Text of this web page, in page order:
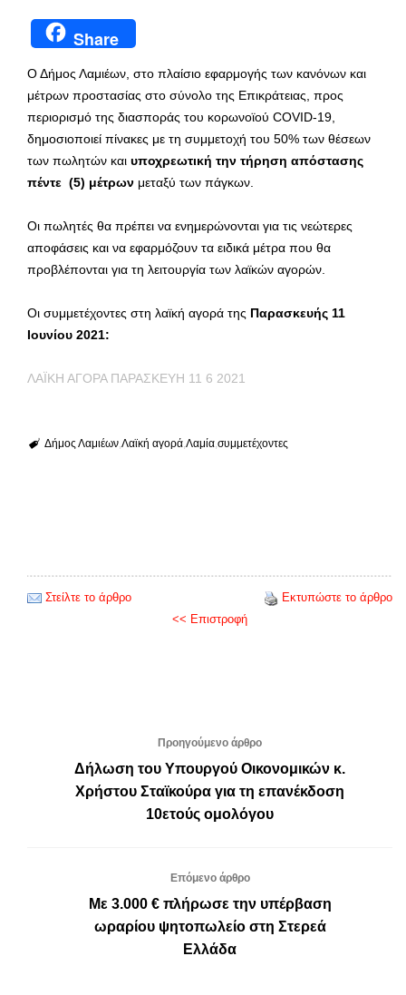
Share
Ο Δήμος Λαμιέων, στο πλαίσιο εφαρμογής των κανόνων και
μέτρων προστασίας στο σύνολο της Επικράτειας, προς
περιορισμό της διασποράς του κορωνοϊού COVID-19,
δημοσιοποιεί πίνακες με τη συμμετοχή του 50% των θέσεων
των πωλητών και υποχρεωτική την τήρηση απόστασης
πέντε (5) μέτρων μεταξύ των πάγκων.
Οι πωλητές θα πρέπει να ενημερώνονται για τις νεώτερες
αποφάσεις και να εφαρμόζουν τα ειδικά μέτρα που θα
προβλέπονται για τη λειτουργία των λαϊκών αγορών.
Οι συμμετέχοντες στη λαϊκή αγορά της Παρασκευής 11
Ιουνίου 2021:
ΛΑΪΚΗ ΑΓΟΡΑ ΠΑΡΑΣΚΕΥΗ 11 6 2021
Δήμος Λαμιέων Λαϊκή αγορά Λαμία συμμετέχοντες
Στείλτε το άρθρο
Εκτυπώστε το άρθρο
<< Επιστροφή
Προηγούμενο άρθρο
Δήλωση του Υπουργού Οικονομικών κ.
Χρήστου Σταϊκούρα για τη επανέκδοση
10ετούς ομολόγου
Επόμενο άρθρο
Με 3.000 € πλήρωσε την υπέρβαση
ωραρίου ψητοπωλείο στη Στερεά
Ελλάδα